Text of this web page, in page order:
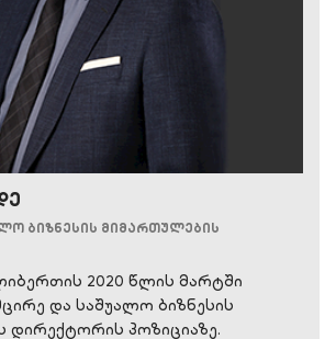
ბიზნესის მიმართულების
2020 წლის მარტში
და საშუალო ბიზნესის
დირექტორის პოზიციაზე.